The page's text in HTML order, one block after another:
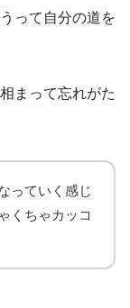
って自分の道を
まって忘れがた
っていく感じ
くちゃカッコ